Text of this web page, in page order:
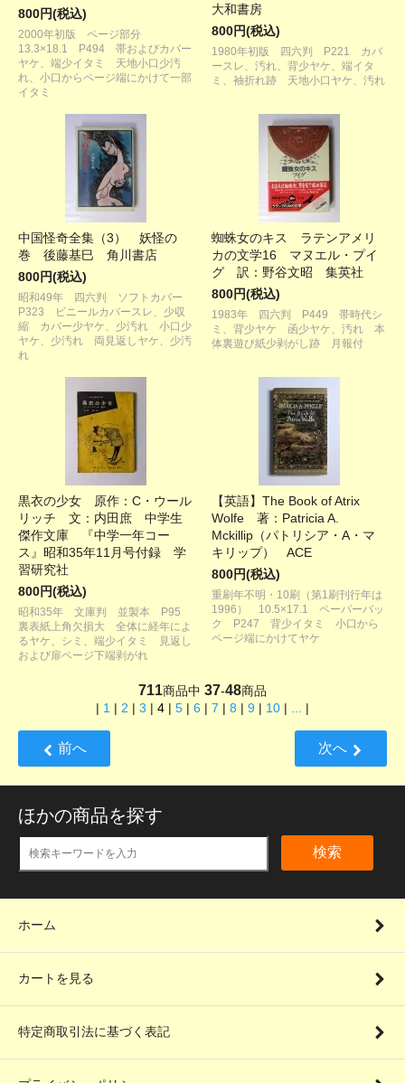
800円(税込)
2000年初版 ページ部分
13.3×18.1 P494 帯およびカバー
ヤケ、端少イタミ 天地小口少汚
れ、小口からページ端にかけて一部
イタミ
大和書房
800円(税込)
1980年初版 四六判 P221 カバ
ースレ、汚れ、背少ヤケ、端イタ
ミ、袖折れ跡 天地小口ヤケ、汚れ
中国怪奇全集（3） 妖怪の
巻 後藤基巳 角川書店
800円(税込)
昭和49年 四六判 ソフトカバー
P323 ビニールカバースレ、少収
縮 カバー少ヤケ、少汚れ 小口少
ヤケ、少汚れ 両見返しヤケ、少汚
れ
蜘蛛女のキス ラテンアメリ
カの文学16 マヌエル・プイ
グ 訳：野谷文昭 集英社
800円(税込)
1983年 四六判 P449 帯時代シ
ミ、背少ヤケ 函少ヤケ、汚れ 本
体裏遊び紙少剥がし跡 月報付
黒衣の少女 原作：C・ウール
リッチ 文：内田庶 中学生
傑作文庫 『中学一年コー
ス』昭和35年11月号付録 学
習研究社
800円(税込)
昭和35年 文庫判 並製本 P95
裏表紙上角欠損大 全体に経年によ
るヤケ、シミ、端少イタミ 見返し
および扉ページ下端剥がれ
【英語】The Book of Atrix
Wolfe 著：Patricia A.
Mckillip（パトリシア・A・マ
キリップ） ACE
800円(税込)
重刷年不明・10刷（第1刷刊行年は
1996） 10.5×17.1 ペーパーバッ
ク P247 背少イタミ 小口から
ページ端にかけてヤケ
711商品中 37-48商品
| 1 | 2 | 3 | 4 | 5 | 6 | 7 | 8 | 9 | 10 | ... |
前へ 次へ
ほかの商品を探す
検索
ホーム
カートを見る
特定商取引法に基づく表記